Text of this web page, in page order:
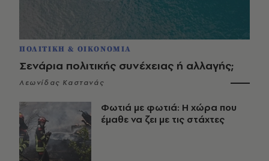
ΠΟΛΙΤΙΚΗ & ΟΙΚΟΝΟΜΙΑ
Σενάρια πολιτικής συνέχειας ή αλλαγής;
Λεωνίδας Καστανάς
Φωτιά με φωτιά: Η χώρα που
έμαθε να ζει με τις στάχτες